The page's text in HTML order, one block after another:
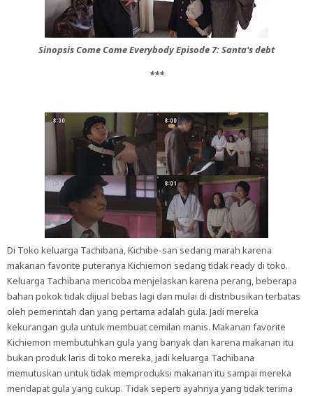
Sinopsis Come Come Everybody Episode7: Santa's debt
***
Di Toko keluarga Tachibana, Kichibe-san sedang marah karena
makanan favorite puteranya Kichiemon sedang tidak ready di toko.
Keluarga Tachibana mencoba menjelaskan karena perang, beberapa
bahan pokok tidak dijual bebas lagi dan mulai di distribusikan terbatas
oleh pemerintah dan yang pertama adalah gula. Jadi mereka
kekurangan gula untuk membuat cemilan manis. Makanan favorite
Kichiemon membutuhkan gula yang banyak dan karena makanan itu
bukan produk laris di toko mereka, jadi keluarga Tachibana
memutuskan untuk tidak memproduksi makanan itu sampai mereka
mendapat gula yang cukup. Tidak seperti ayahnya yang tidak terima